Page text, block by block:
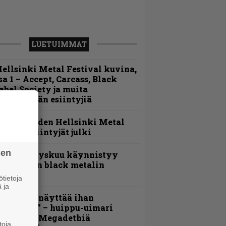
LUETUIMMAT
Metal Festival kuvina,
1 – Accept, Carcass, Black
Society ja muita
esiintyjiä
Loppuvuoden Hellsinki Metal
esiintyjät julki
syyskuu käynnistyy
black metalin
”Mitalini näyttää ihan
– huippu-uimari
Megadethiä
ja